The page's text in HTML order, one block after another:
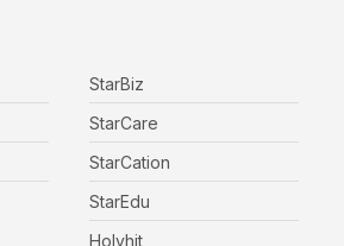
StarBiz
StarCare
StarCation
StarEdu
Holyhit